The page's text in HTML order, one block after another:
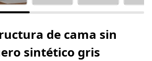
de cama sin
sintético gris